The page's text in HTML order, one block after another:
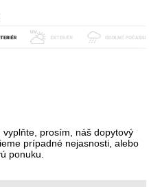
prosím, náš dopytový
prípadné nejasnosti, alebo
ponuku.